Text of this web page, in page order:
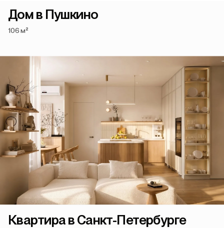
Дом в Пушкино
106 м²
Квартира в Санкт-Петербурге